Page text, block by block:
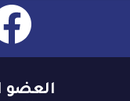
العضو